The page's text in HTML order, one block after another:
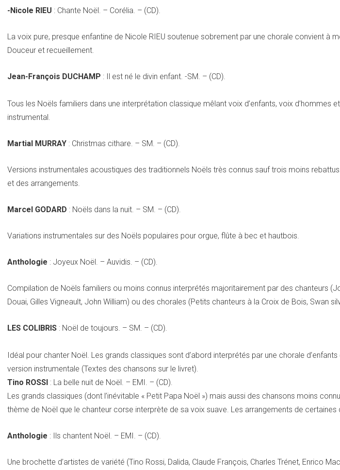
-Nicole RIEU : Chante Noël. – Corélia. – (CD).
La voix pure, presque enfantine de Nicole RIEU soutenue sobrement par une chorale convient à
Douceur et recueillement.
Jean-François DUCHAMP : Il est né le divin enfant. -SM. – (CD).
Tous les Noëls familiers dans une interprétation classique mêlant voix d’enfants, voix d’hommes
instrumental.
Martial MURRAY : Christmas cithare. – SM. – (CD).
Versions instrumentales acoustiques des traditionnels Noëls très connus sauf trois moins
et des arrangements.
Marcel GODARD : Noëls dans la nuit. – SM. – (CD).
Variations instrumentales sur des Noëls populaires pour orgue, flûte à bec et hautbois.
Anthologie : Joyeux Noël. – Auvidis. – (CD).
Compilation de Noëls familiers ou moins connus interprétés majoritairement par des chanteurs
Douai, Gilles Vigneault, John William) ou des chorales (Petits chanteurs à la Croix de Bois, Swan
LES COLIBRIS : Noël de toujours. – SM. – (CD).
Idéal pour chanter Noël. Les grands classiques sont d’abord interprétés par une chorale
version instrumentale (Textes des chansons sur le livret).
Tino ROSSI : La belle nuit de Noël. – EMI. – (CD).
Les grands classiques (dont l’inévitable « Petit Papa Noël ») mais aussi des chansons moins
thème de Noël que le chanteur corse interprète de sa voix suave. Les arrangements de certaines
Anthologie : Ils chantent Noël. – EMI. – (CD).
Une brochette d’artistes de variété (Tino Rossi, Dalida, Claude François, Charles Trénet, Enrico